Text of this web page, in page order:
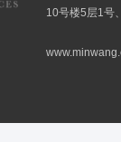
10号楼5层1号